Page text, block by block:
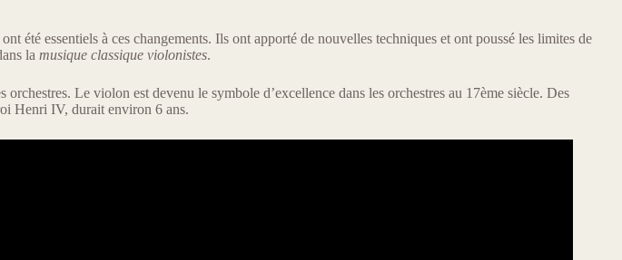
ont été essentiels à ces changements. Ils ont apporté de nouvelles techniques et ont poussé les limites de
la musique classique violonistes.
Le violon est devenu le symbole d’excellence dans les orchestres au 17ème siècle. Des
Henri IV, durait environ 6 ans.